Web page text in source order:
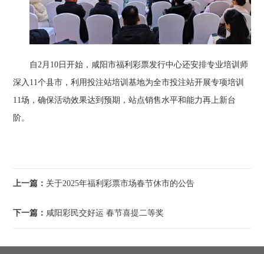
自2月10日开始，咸阳市福利彩票发行中心还安排专业培训师
深入11个县市，利用投注站培训基地为全市投注站开展专项培训
11场，确保活动效果达到预期，站点销售水平和能力再上新台
阶。
上一篇： 关于2025年福利彩票市场春节休市的公告
下一篇： 咸阳彩民交好运 春节喜提二等奖